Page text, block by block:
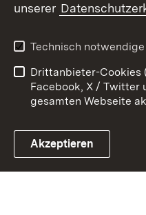
Link zum Landesportal
Barrierefreiheit
Cookies
unserer
Technisch
Drittanbieter-Cookies
Facebook, X / Twitter
gesamten Webseite
Akzeptieren